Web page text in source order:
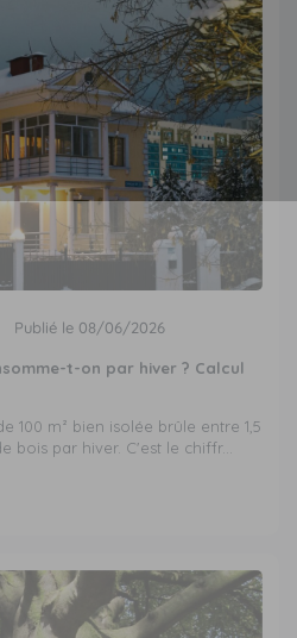
Publié le 08/06/2026
t-on par hiver ? Calcul
100 m² bien isolée brûle entre 1,5
bois par hiver. C'est le chiffr...